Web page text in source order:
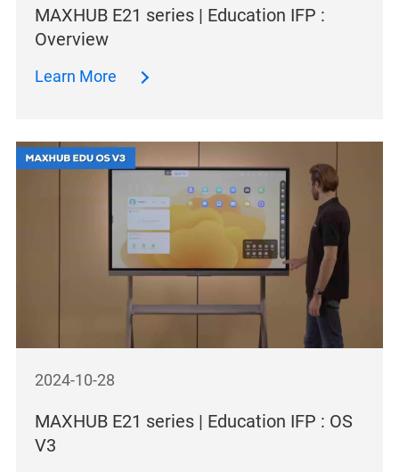
MAXHUB E21 series | Education IFP :
Overview
Learn More
2024-10-28
MAXHUB E21 series | Education IFP : OS
V3